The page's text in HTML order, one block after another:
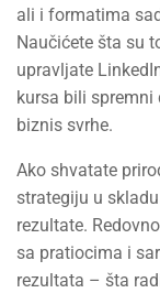
ali i formatima
Naučićete šta su
upravljate
kursa bili spremni
biznis svrhe.
Ako shvatate
strategiju u
rezultate.
sa pratiocima i
rezultata – šta